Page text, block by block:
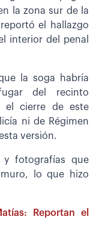
la zona sur de la
el hallazgo
interior del penal
la soga habría
del recinto
el cierre de este
ni de Régimen
versión.
y fotografías que
lo que hizo
Reportan el